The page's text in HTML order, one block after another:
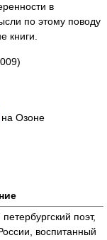
в
по этому поводу
книги.
на Озоне
поэт,
воспитанный